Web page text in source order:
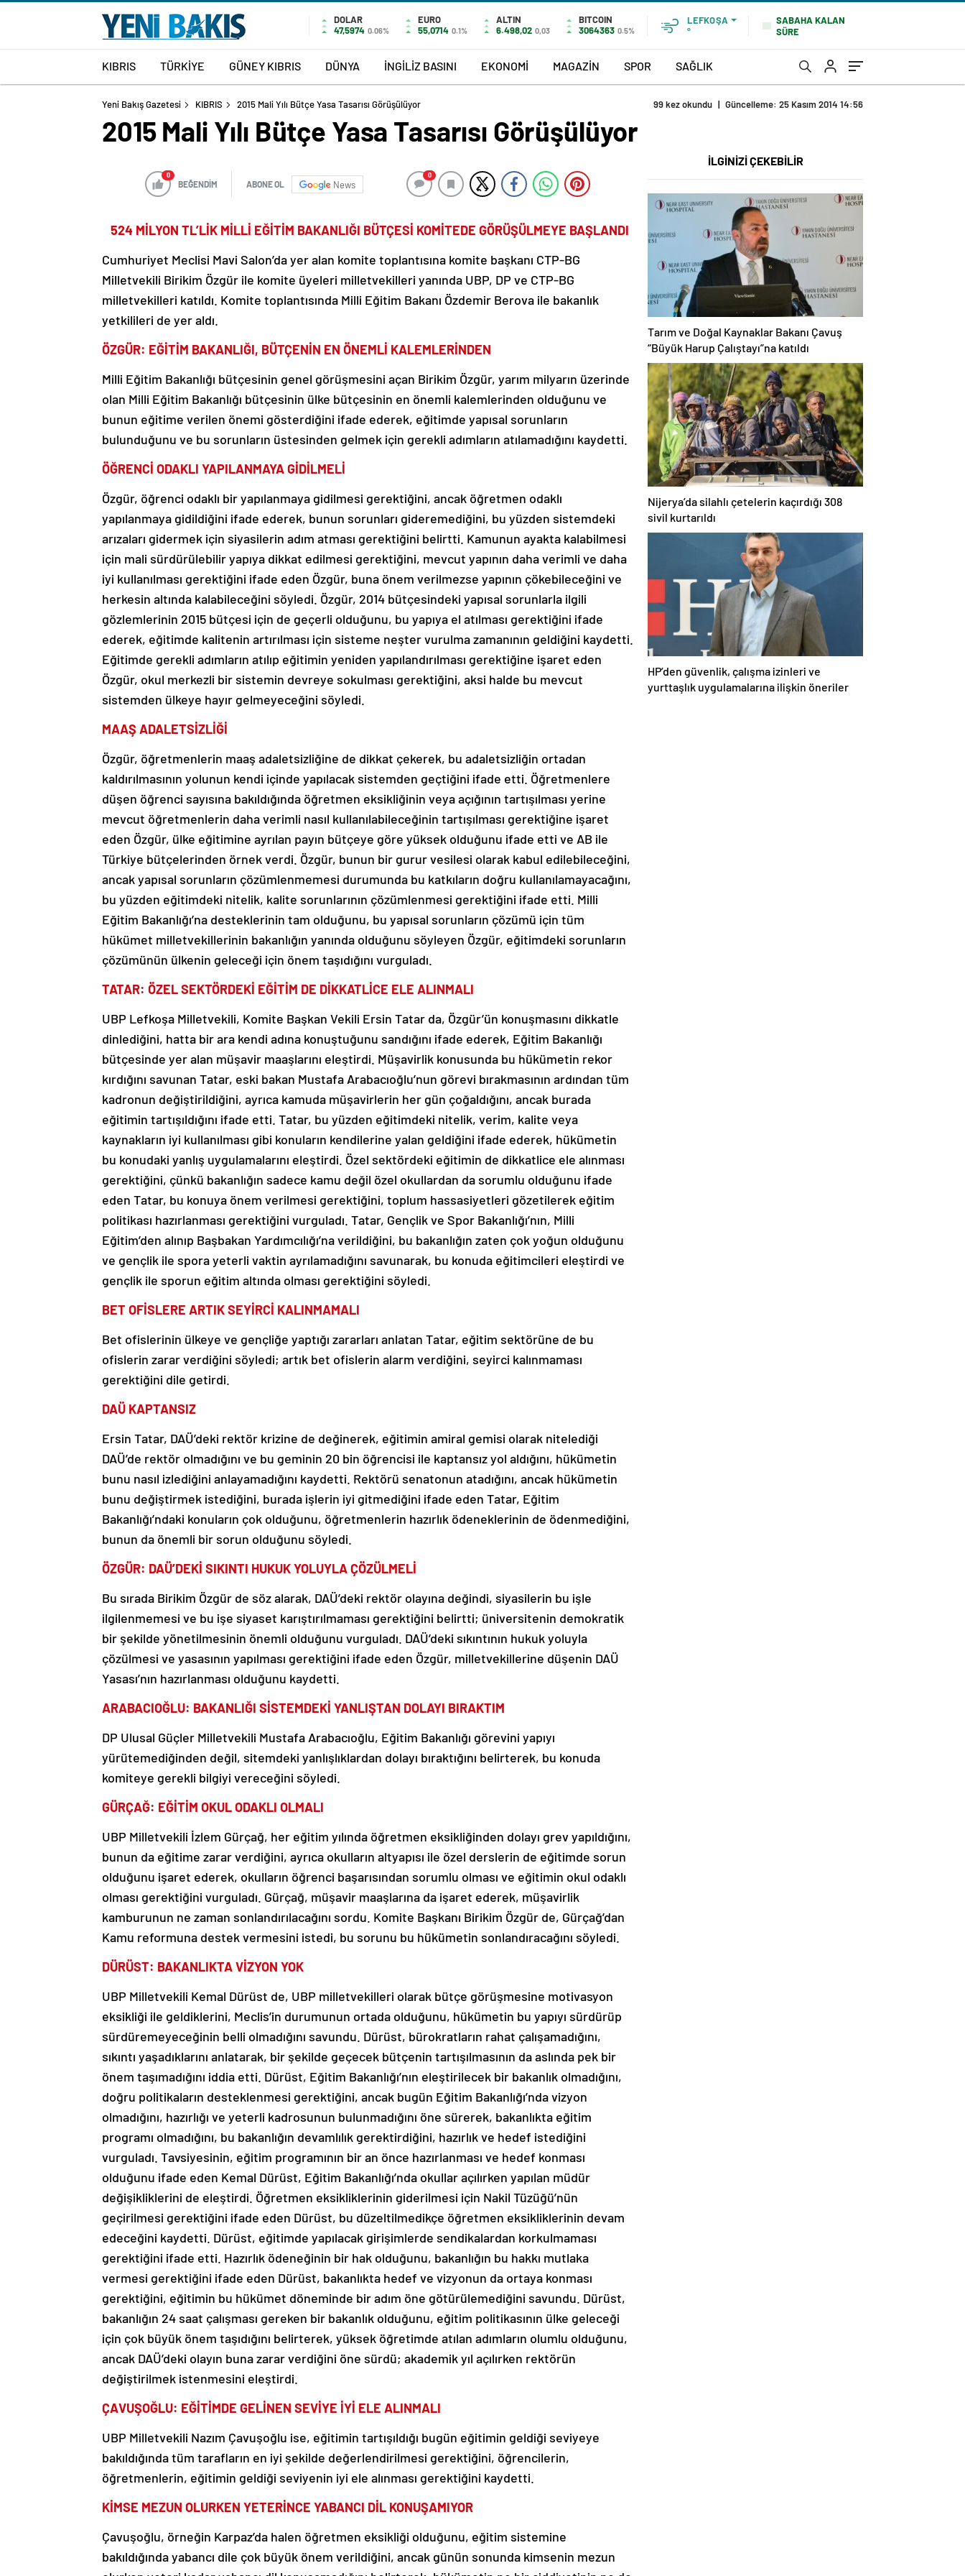
DOLAR
47,5974 0.06%
EURO
55,0714 0.1%
ALTIN
6.498,02 0,03
BITCOIN
3064363 0.5%
LEFKOŞA
°
SABAHA KALAN
SÜRE
KIBRIS TÜRKİYE GÜNEY KIBRIS DÜNYA İNGİLİZ BASINI EKONOMİ MAGAZİN SPOR SAĞLIK
Yeni Bakış Gazetesi KIBRIS 2015 Mali Yılı Bütçe Yasa Tasarısı Görüşülüyor 99 kez okundu | Güncelleme: 25 Kasım 2014 14:56
2015 Mali Yılı Bütçe Yasa Tasarısı Görüşülüyor
0
BEĞENDİM ABONE OL News
0
524 MİLYON TL’LİK MİLLİ EĞİTİM BAKANLIĞI BÜTÇESİ KOMİTEDE GÖRÜŞÜLMEYE BAŞLANDI
Cumhuriyet Meclisi Mavi Salon’da yer alan komite toplantısına komite başkanı CTP-BG
Milletvekili Birikim Özgür ile komite üyeleri milletvekilleri yanında UBP, DP ve CTP-BG
milletvekilleri katıldı. Komite toplantısında Milli Eğitim Bakanı Özdemir Berova ile bakanlık
yetkilileri de yer aldı.
ÖZGÜR: EĞİTİM BAKANLIĞI, BÜTÇENİN EN ÖNEMLİ KALEMLERİNDEN
Milli Eğitim Bakanlığı bütçesinin genel görüşmesini açan Birikim Özgür, yarım milyarın üzerinde
olan Milli Eğitim Bakanlığı bütçesinin ülke bütçesinin en önemli kalemlerinden olduğunu ve
bunun eğitime verilen önemi gösterdiğini ifade ederek, eğitimde yapısal sorunların
bulunduğunu ve bu sorunların üstesinden gelmek için gerekli adımların atılamadığını kaydetti.
ÖĞRENCİ ODAKLI YAPILANMAYA GİDİLMELİ
Özgür, öğrenci odaklı bir yapılanmaya gidilmesi gerektiğini, ancak öğretmen odaklı
yapılanmaya gidildiğini ifade ederek, bunun sorunları gideremediğini, bu yüzden sistemdeki
arızaları gidermek için siyasilerin adım atması gerektiğini belirtti. Kamunun ayakta kalabilmesi
için mali sürdürülebilir yapıya dikkat edilmesi gerektiğini, mevcut yapının daha verimli ve daha
iyi kullanılması gerektiğini ifade eden Özgür, buna önem verilmezse yapının çökebileceğini ve
herkesin altında kalabileceğini söyledi. Özgür, 2014 bütçesindeki yapısal sorunlarla ilgili
gözlemlerinin 2015 bütçesi için de geçerli olduğunu, bu yapıya el atılması gerektiğini ifade
ederek, eğitimde kalitenin artırılması için sisteme neşter vurulma zamanının geldiğini kaydetti.
Eğitimde gerekli adımların atılıp eğitimin yeniden yapılandırılması gerektiğine işaret eden
Özgür, okul merkezli bir sistemin devreye sokulması gerektiğini, aksi halde bu mevcut
sistemden ülkeye hayır gelmeyeceğini söyledi.
MAAŞ ADALETSİZLİĞİ
Özgür, öğretmenlerin maaş adaletsizliğine de dikkat çekerek, bu adaletsizliğin ortadan
kaldırılmasının yolunun kendi içinde yapılacak sistemden geçtiğini ifade etti. Öğretmenlere
düşen öğrenci sayısına bakıldığında öğretmen eksikliğinin veya açığının tartışılması yerine
mevcut öğretmenlerin daha verimli nasıl kullanılabileceğinin tartışılması gerektiğine işaret
eden Özgür, ülke eğitimine ayrılan payın bütçeye göre yüksek olduğunu ifade etti ve AB ile
Türkiye bütçelerinden örnek verdi. Özgür, bunun bir gurur vesilesi olarak kabul edilebileceğini,
ancak yapısal sorunların çözümlenmemesi durumunda bu katkıların doğru kullanılamayacağını,
bu yüzden eğitimdeki nitelik, kalite sorunlarının çözümlenmesi gerektiğini ifade etti. Milli
Eğitim Bakanlığı’na desteklerinin tam olduğunu, bu yapısal sorunların çözümü için tüm
hükümet milletvekillerinin bakanlığın yanında olduğunu söyleyen Özgür, eğitimdeki sorunların
çözümünün ülkenin geleceği için önem taşıdığını vurguladı.
TATAR: ÖZEL SEKTÖRDEKİ EĞİTİM DE DİKKATLİCE ELE ALINMALI
UBP Lefkoşa Milletvekili, Komite Başkan Vekili Ersin Tatar da, Özgür’ün konuşmasını dikkatle
dinlediğini, hatta bir ara kendi adına konuştuğunu sandığını ifade ederek, Eğitim Bakanlığı
bütçesinde yer alan müşavir maaşlarını eleştirdi. Müşavirlik konusunda bu hükümetin rekor
kırdığını savunan Tatar, eski bakan Mustafa Arabacıoğlu’nun görevi bırakmasının ardından tüm
kadronun değiştirildiğini, ayrıca kamuda müşavirlerin her gün çoğaldığını, ancak burada
eğitimin tartışıldığını ifade etti. Tatar, bu yüzden eğitimdeki nitelik, verim, kalite veya
kaynakların iyi kullanılması gibi konuların kendilerine yalan geldiğini ifade ederek, hükümetin
bu konudaki yanlış uygulamalarını eleştirdi. Özel sektördeki eğitimin de dikkatlice ele alınması
gerektiğini, çünkü bakanlığın sadece kamu değil özel okullardan da sorumlu olduğunu ifade
eden Tatar, bu konuya önem verilmesi gerektiğini, toplum hassasiyetleri gözetilerek eğitim
politikası hazırlanması gerektiğini vurguladı. Tatar, Gençlik ve Spor Bakanlığı’nın, Milli
Eğitim’den alınıp Başbakan Yardımcılığı’na verildiğini, bu bakanlığın zaten çok yoğun olduğunu
ve gençlik ile spora yeterli vaktin ayrılamadığını savunarak, bu konuda eğitimcileri eleştirdi ve
gençlik ile sporun eğitim altında olması gerektiğini söyledi.
BET OFİSLERE ARTIK SEYİRCİ KALINMAMALI
Bet ofislerinin ülkeye ve gençliğe yaptığı zararları anlatan Tatar, eğitim sektörüne de bu
ofislerin zarar verdiğini söyledi; artık bet ofislerin alarm verdiğini, seyirci kalınmaması
gerektiğini dile getirdi.
DAÜ KAPTANSIZ
Ersin Tatar, DAÜ’deki rektör krizine de değinerek, eğitimin amiral gemisi olarak nitelediği
DAÜ’de rektör olmadığını ve bu geminin 20 bin öğrencisi ile kaptansız yol aldığını, hükümetin
bunu nasıl izlediğini anlayamadığını kaydetti. Rektörü senatonun atadığını, ancak hükümetin
bunu değiştirmek istediğini, burada işlerin iyi gitmediğini ifade eden Tatar, Eğitim
Bakanlığı’ndaki konuların çok olduğunu, öğretmenlerin hazırlık ödeneklerinin de ödenmediğini,
bunun da önemli bir sorun olduğunu söyledi.
ÖZGÜR: DAÜ’DEKİ SIKINTI HUKUK YOLUYLA ÇÖZÜLMELİ
Bu sırada Birikim Özgür de söz alarak, DAÜ’deki rektör olayına değindi, siyasilerin bu işle
ilgilenmemesi ve bu işe siyaset karıştırılmaması gerektiğini belirtti; üniversitenin demokratik
bir şekilde yönetilmesinin önemli olduğunu vurguladı. DAÜ’deki sıkıntının hukuk yoluyla
çözülmesi ve yasasının yapılması gerektiğini ifade eden Özgür, milletvekillerine düşenin DAÜ
Yasası’nın hazırlanması olduğunu kaydetti.
ARABACIOĞLU: BAKANLIĞI SİSTEMDEKİ YANLIŞTAN DOLAYI BIRAKTIM
DP Ulusal Güçler Milletvekili Mustafa Arabacıoğlu, Eğitim Bakanlığı görevini yapıyı
yürütemediğinden değil, sitemdeki yanlışlıklardan dolayı bıraktığını belirterek, bu konuda
komiteye gerekli bilgiyi vereceğini söyledi.
GÜRÇAĞ: EĞİTİM OKUL ODAKLI OLMALI
UBP Milletvekili İzlem Gürçağ, her eğitim yılında öğretmen eksikliğinden dolayı grev yapıldığını,
bunun da eğitime zarar verdiğini, ayrıca okulların altyapısı ile özel derslerin de eğitimde sorun
olduğunu işaret ederek, okulların öğrenci başarısından sorumlu olması ve eğitimin okul odaklı
olması gerektiğini vurguladı. Gürçağ, müşavir maaşlarına da işaret ederek, müşavirlik
kamburunun ne zaman sonlandırılacağını sordu. Komite Başkanı Birikim Özgür de, Gürçağ’dan
Kamu reformuna destek vermesini istedi, bu sorunu bu hükümetin sonlandıracağını söyledi.
DÜRÜST: BAKANLIKTA VİZYON YOK
UBP Milletvekili Kemal Dürüst de, UBP milletvekilleri olarak bütçe görüşmesine motivasyon
eksikliği ile geldiklerini, Meclis’in durumunun ortada olduğunu, hükümetin bu yapıyı sürdürüp
sürdüremeyeceğinin belli olmadığını savundu. Dürüst, bürokratların rahat çalışamadığını,
sıkıntı yaşadıklarını anlatarak, bir şekilde geçecek bütçenin tartışılmasının da aslında pek bir
önem taşımadığını iddia etti. Dürüst, Eğitim Bakanlığı’nın eleştirilecek bir bakanlık olmadığını,
doğru politikaların desteklenmesi gerektiğini, ancak bugün Eğitim Bakanlığı’nda vizyon
olmadığını, hazırlığı ve yeterli kadrosunun bulunmadığını öne sürerek, bakanlıkta eğitim
programı olmadığını, bu bakanlığın devamlılık gerektirdiğini, hazırlık ve hedef istediğini
vurguladı. Tavsiyesinin, eğitim programının bir an önce hazırlanması ve hedef konması
olduğunu ifade eden Kemal Dürüst, Eğitim Bakanlığı’nda okullar açılırken yapılan müdür
değişikliklerini de eleştirdi. Öğretmen eksikliklerinin giderilmesi için Nakil Tüzüğü’nün
geçirilmesi gerektiğini ifade eden Dürüst, bu düzeltilmedikçe öğretmen eksikliklerinin devam
edeceğini kaydetti. Dürüst, eğitimde yapılacak girişimlerde sendikalardan korkulmaması
gerektiğini ifade etti. Hazırlık ödeneğinin bir hak olduğunu, bakanlığın bu hakkı mutlaka
vermesi gerektiğini ifade eden Dürüst, bakanlıkta hedef ve vizyonun da ortaya konması
gerektiğini, eğitimin bu hükümet döneminde bir adım öne götürülemediğini savundu. Dürüst,
bakanlığın 24 saat çalışması gereken bir bakanlık olduğunu, eğitim politikasının ülke geleceği
için çok büyük önem taşıdığını belirterek, yüksek öğretimde atılan adımların olumlu olduğunu,
ancak DAÜ’deki olayın buna zarar verdiğini öne sürdü; akademik yıl açılırken rektörün
değiştirilmek istenmesini eleştirdi.
ÇAVUŞOĞLU: EĞİTİMDE GELİNEN SEVİYE İYİ ELE ALINMALI
UBP Milletvekili Nazım Çavuşoğlu ise, eğitimin tartışıldığı bugün eğitimin geldiği seviyeye
bakıldığında tüm tarafların en iyi şekilde değerlendirilmesi gerektiğini, öğrencilerin,
öğretmenlerin, eğitimin geldiği seviyenin iyi ele alınması gerektiğini kaydetti.
KİMSE MEZUN OLURKEN YETERİNCE YABANCI DİL KONUŞAMIYOR
Çavuşoğlu, örneğin Karpaz’da halen öğretmen eksikliği olduğunu, eğitim sistemine
bakıldığında yabancı dile çok büyük önem verildiğini, ancak günün sonunda kimsenin mezun
İLGİNİZİ ÇEKEBİLİR
Tarım ve Doğal Kaynaklar Bakanı Çavuş
“Büyük Harup Çalıştayı”na katıldı
Nijerya’da silahlı çetelerin kaçırdığı 308
sivil kurtarıldı
HP’den güvenlik, çalışma izinleri ve
yurttaşlık uygulamalarına ilişkin öneriler